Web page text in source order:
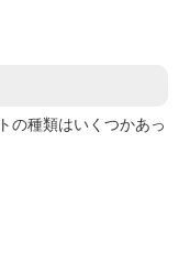
の種類はいくつかあっ